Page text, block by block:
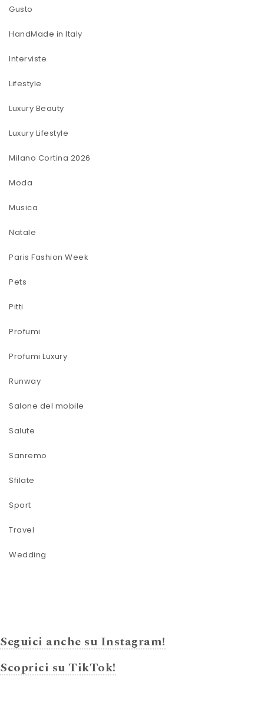
Gusto
HandMade in Italy
Interviste
Lifestyle
Luxury Beauty
Luxury Lifestyle
Milano Cortina 2026
Moda
Musica
Natale
Paris Fashion Week
Pets
Pitti
Profumi
Profumi Luxury
Runway
Salone del mobile
Salute
Sanremo
Sfilate
Sport
Travel
Wedding
Seguici anche su Instagram!
Scoprici su TikTok!